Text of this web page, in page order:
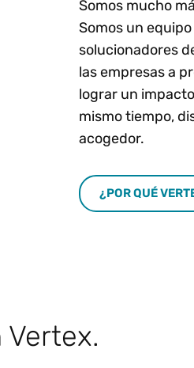
Somos mucho
Somos un
solucionadores
las empresas a
lograr un
mismo tiempo,
acogedor.
¿POR QUÉ
Vertex.